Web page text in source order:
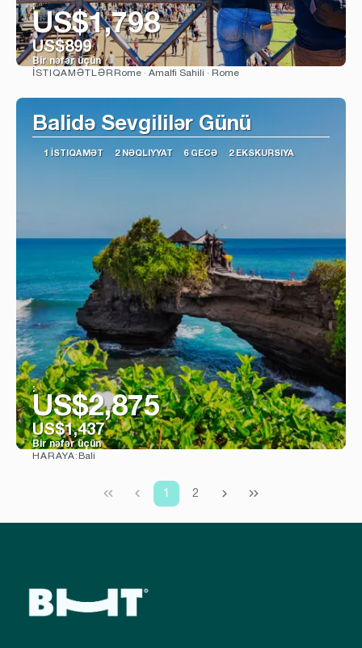
:
US$1,798
US$899
Bir nəfər üçün
İSTIQAMƏTLƏR Rome · Amalfi Sahili · Rome
Balidə Sevgililər Günü
1 İSTIQAMƏT 2 NƏQLIYYAT 6 GECƏ 2 EKSKURSIYA
:
US$2,875
US$1,437
Bir nəfər üçün
HARAYA: Bali
1 2